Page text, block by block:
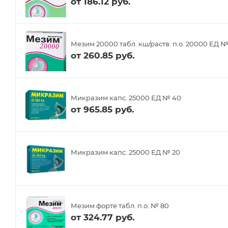
Мезим 20000 табл. кш/раств. п.о. 20000 ЕД
от 260.85 руб.
Микразим капс. 25000 ЕД № 40
от 965.85 руб.
Микразим капс. 25000 ЕД № 20
Мезим форте табл. п.о. № 80
от 324.77 руб.